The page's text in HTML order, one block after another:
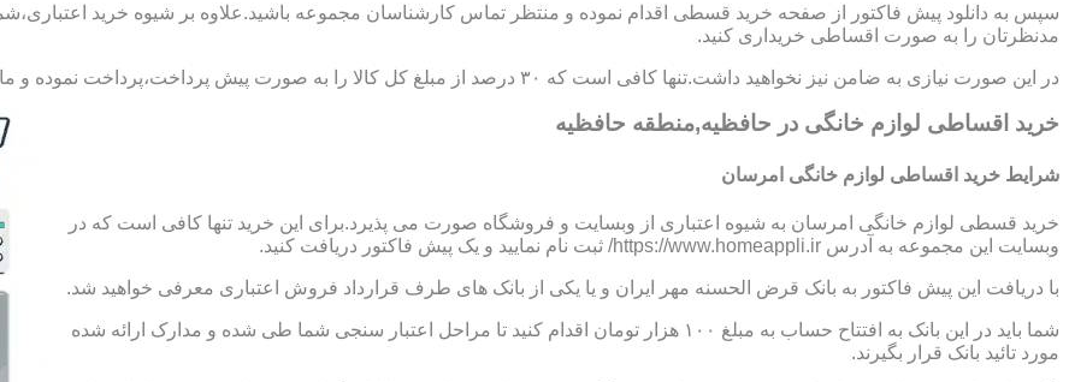
سپس به دانلود پیش فاکتور از صفحه خرید قسطی اقدام نموده و منتظر تماس کارشناسان مجموعه باشید.علاوه بر شیوه خرید اعتباری،شما
مدنظرتان را به صورت اقساطی خریداری کنید.
در این صورت نیازی به ضامن نیز نخواهید داشت.تنها کافی است که ۳۰ درصد از مبلغ کل کالا را به صورت پیش پرداخت،پرداخت نموده و مابقی مبلغ را در اقساط ؟،؟؟ و یا ؟؟ ماهه بپردازید.
خرید اقساطی لوازم خانگی در حافظیه,منطقه حافظیه
شرایط خرید اقساطی لوازم خانگی امرسان
خرید قسطی لوازم خانگی امرسان به شیوه اعتباری از وبسایت و فروشگاه صورت می پذیرد.برای این خرید تنها کافی است که در
وبسایت این مجموعه به آدرس https://www.homeappli.ir/ ثبت نام نمایید و یک پیش فاکتور دریافت کنید.
با دریافت این پیش فاکتور به بانک قرض الحسنه مهر ایران و یا یکی از بانک های طرف قرارداد فروش اعتباری معرفی خواهید شد.
شما باید در این بانک به افتتاح حساب به مبلغ ۱۰۰ هزار تومان اقدام کنید تا مراحل اعتبار سنجی شما طی شده و مدارک ارائه شده
مورد تائید بانک قرار بگیرند.